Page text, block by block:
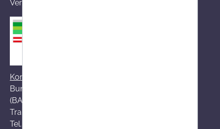
Versandapothekenregister des BASG registriert
Kontakt zum BASG
Bundesamt für Sicherheit im Gesundheitswesen
(BASG), AGES-Medizinmarktaufsicht (AGES MEA)
Traisengasse 5, A-1200 Wien
Tel.: